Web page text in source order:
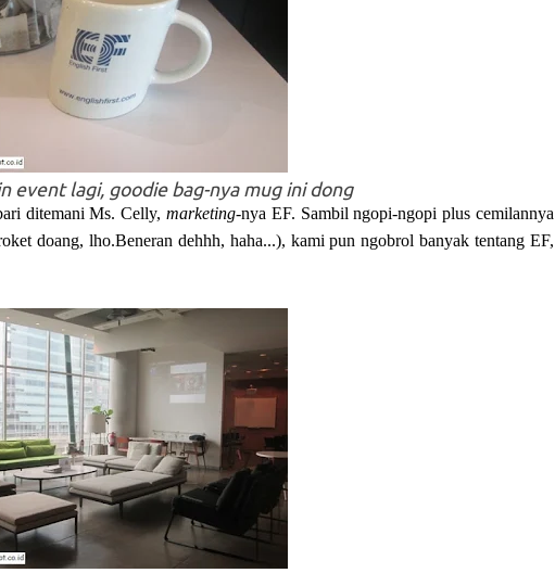
event lagi, goodie bag-nya mug ini dong
ditemani Ms. Celly, marketing-nya EF. Sambil ngopi-ngopi plus cemilannya
doang, lho.Beneran dehhh, haha...), kami pun ngobrol banyak tentang EF,